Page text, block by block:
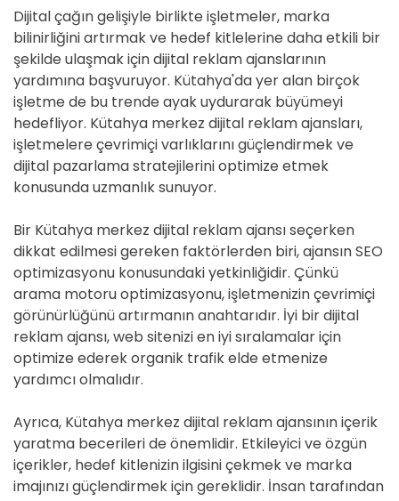
Dijital çağın gelişiyle birlikte işletmeler, marka
bilinirliğini artırmak ve hedef kitlelerine daha etkili bir
şekilde ulaşmak için dijital reklam ajanslarının
yardımına başvuruyor. Kütahya'da yer alan birçok
işletme de bu trende ayak uydurarak büyümeyi
hedefliyor. Kütahya merkez dijital reklam ajansları,
işletmelere çevrimiçi varlıklarını güçlendirmek ve
dijital pazarlama stratejilerini optimize etmek
konusunda uzmanlık sunuyor.
Bir Kütahya merkez dijital reklam ajansı seçerken
dikkat edilmesi gereken faktörlerden biri, ajansın SEO
optimizasyonu konusundaki yetkinliğidir. Çünkü
arama motoru optimizasyonu, işletmenizin çevrimiçi
görünürlüğünü artırmanın anahtarıdır. İyi bir dijital
reklam ajansı, web sitenizi en iyi sıralamalar için
optimize ederek organik trafik elde etmenize
yardımcı olmalıdır.
Ayrıca, Kütahya merkez dijital reklam ajansının içerik
yaratma becerileri de önemlidir. Etkileyici ve özgün
içerikler, hedef kitlenizin ilgisini çekmek ve marka
imajınızı güçlendirmek için gereklidir. İnsan tarafından